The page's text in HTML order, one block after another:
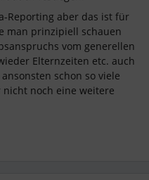
Reporting aber das ist für
man prinzipiell schauen
vom generellen
Elternzeiten etc. auch
schon so viele
noch eine weitere